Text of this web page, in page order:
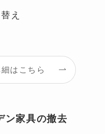
え
はこちら
ン家具の撤去